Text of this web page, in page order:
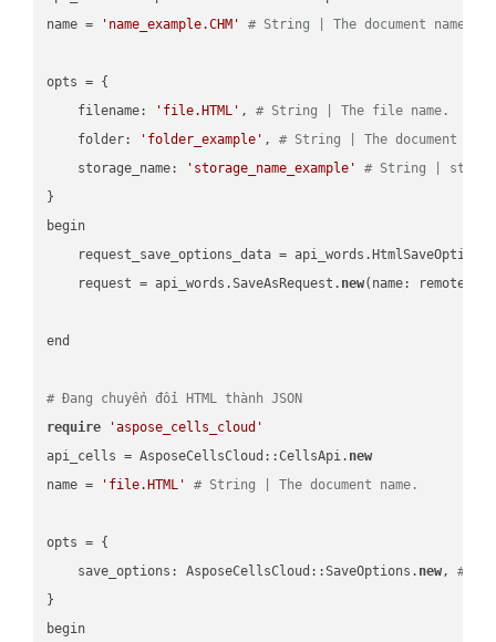
name =
'name_example.CHM' # String | The document name.
opts = {
    filename:
'file.HTML' , # String | The file name.
    folder:
'folder_example' , # String | The document
    storage_name:
'storage_name_example'
# String |
}
begin
request_save_options_data =
    request = api_words.SaveAsRequest.
new(name:
end
# Đang chuyển đổi HTML thành JSON
require
'aspose_cells_cloud'
api_cells = AsposeCellsCloud::CellsApi. new
name =
'file.HTML' # String | The document name.
opts = {
    save_options: AsposeCellsCloud::SaveOptions.
new, #
}
begin